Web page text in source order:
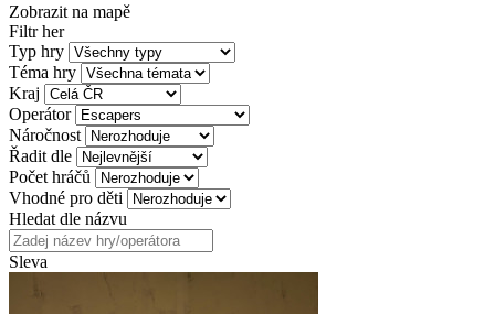
Zobrazit na mapě
Filtr her
Typ hry
Téma hry
Kraj
Operátor
Náročnost
Řadit dle
Počet hráčů
Vhodné pro děti
Hledat dle názvu
Sleva